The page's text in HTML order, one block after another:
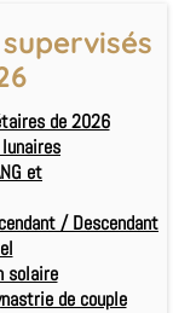
de 2026
et
/ Descendant
solaire
de couple